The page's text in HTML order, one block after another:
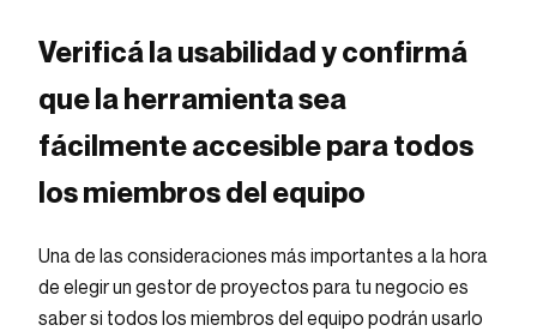
Verificá la usabilidad y confirmá
que la herramienta sea
fácilmente accesible para todos
los miembros del equipo
Una de las consideraciones más importantes a la hora
de elegir un gestor de proyectos para tu negocio es
saber si todos los miembros del equipo podrán usarlo